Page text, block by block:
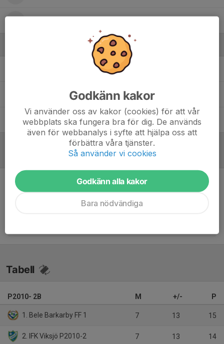
TM
Lee StewartTränare
Robin TallsAssisterande tränare
Inget referat skrivet
Tabell
P2010- 2B M +/- P
1. Bele Barkarby FF 1 7 13 15
2. IFK Viksjö P2010-2 7 13 14
Godkänn kakor
Vi använder oss av kakor (cookies) för att vår
webbplats ska fungera bra för dig. De används
även för webbanalys i syfte att hjälpa oss att
förbättra våra tjänster.
Så använder vi cookies
Godkänn alla kakor
Bara nödvändiga